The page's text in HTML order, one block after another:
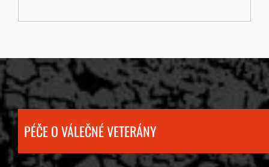
PÉČE O VÁLEČNÉ VETERÁNY